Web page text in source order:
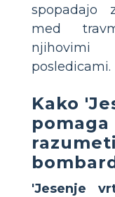
spopadajo
med
njihovimi
posledicami.
Kako
'Jesenje